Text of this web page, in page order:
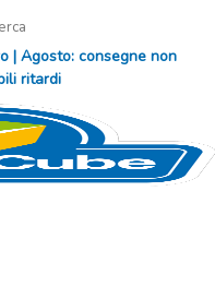
| Agosto: consegne non
ritardi